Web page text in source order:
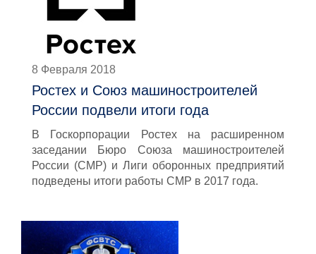
8 Февраля 2018
Ростех и Союз машиностроителей
России подвели итоги года
В Госкорпорации Ростех на расширенном
заседании Бюро Союза машиностроителей
России (СМР) и Лиги оборонных предприятий
подведены итоги работы СМР в 2017 года.